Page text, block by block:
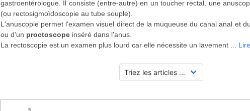
gastroentérologue. Il consiste (entre-autre) en un toucher rectal, une
(ou rectosigmoïdoscopie au tube souple).
L'anuscopie permet l'examen visuel direct de la muqueuse du canal anal et
ou d'un proctoscope inséré dans l'anus.
La rectoscopie est un examen plus lourd car elle nécessite un lavement